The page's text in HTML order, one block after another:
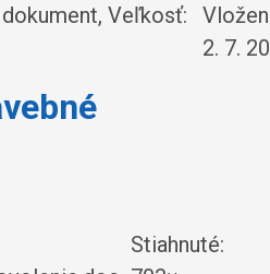
dokument, Veľkosť:
2. 7.
Stiahnuté: